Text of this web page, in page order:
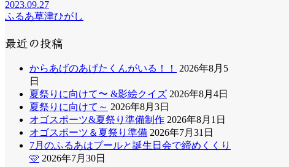
2023.09.27
ふるあ草津ひがし
最近の投稿
からあげのあげたくんがいる！！
2026年8月5
日
夏祭りに向けて〜 &影絵クイズ 2026年8月4日
夏祭りに向けて～ 2026年8月3日
オゴスポーツ&夏祭り準備制作 2026年8月1日
オゴスポーツ＆夏祭り準備 2026年7月31日
7月のふるあはプールと誕生日会で締めくくり
🩷 2026年7月30日